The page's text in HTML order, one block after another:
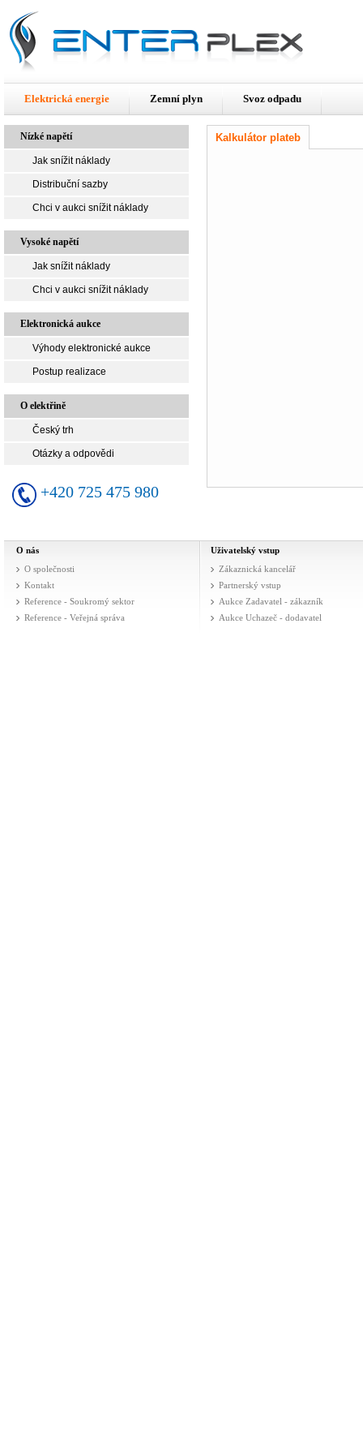
Elektrická energie Zemní plyn Svoz odpadu
Nízké napětí
Jak snížit náklady
Distribuční sazby
Chci v aukci snížit náklady
Vysoké napětí
Jak snížit náklady
Chci v aukci snížit náklady
Elektronická aukce
Výhody elektronické aukce
Postup realizace
O elektřině
Český trh
Otázky a odpovědi
+420 725 475 980
Kalkulátor plateb
O nás
O společnosti
Kontakt
Reference - Soukromý sektor
Reference - Veřejná správa
Uživatelský vstup
Zákaznická kancelář
Partnerský vstup
Aukce Zadavatel - zákazník
Aukce Uchazeč - dodavatel